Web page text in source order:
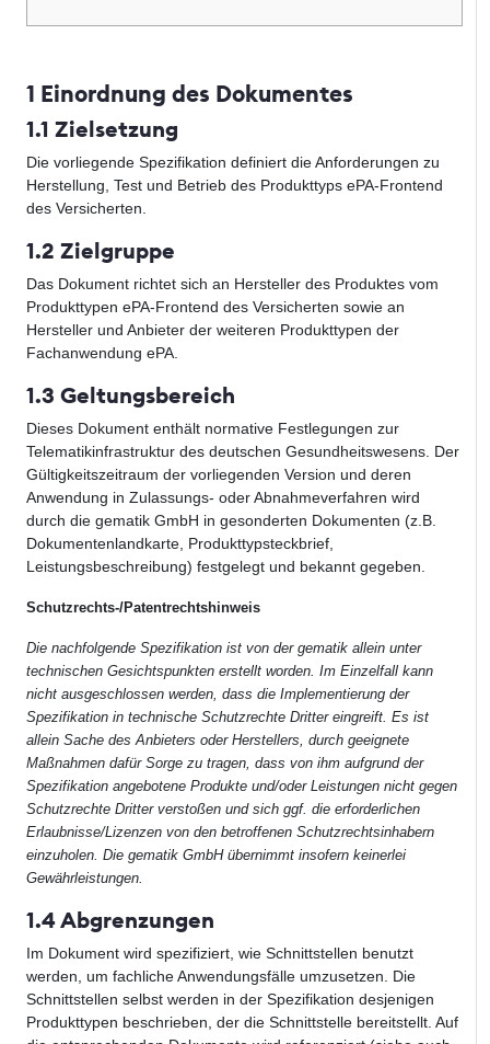
1 Einordnung des Dokumentes
1.1 Zielsetzung
Die vorliegende Spezifikation definiert die Anforderungen zu
Herstellung, Test und Betrieb des Produkttyps ePA-Frontend
des Versicherten.
1.2 Zielgruppe
Das Dokument richtet sich an Hersteller des Produktes vom
Produkttypen ePA-Frontend des Versicherten sowie an
Hersteller und Anbieter der weiteren Produkttypen der
Fachanwendung ePA.
1.3 Geltungsbereich
Dieses Dokument enthält normative Festlegungen zur
Telematikinfrastruktur des deutschen Gesundheitswesens. Der
Gültigkeitszeitraum der vorliegenden Version und deren
Anwendung in Zulassungs- oder Abnahmeverfahren wird
durch die gematik GmbH in gesonderten Dokumenten (z.B.
Dokumentenlandkarte, Produkttypsteckbrief,
Leistungsbeschreibung) festgelegt und bekannt gegeben.
Schutzrechts-/Patentrechtshinweis
Die nachfolgende Spezifikation ist von der gematik allein unter
technischen Gesichtspunkten erstellt worden. Im Einzelfall kann
nicht ausgeschlossen werden, dass die Implementierung der
Spezifikation in technische Schutzrechte Dritter eingreift. Es ist
allein Sache des Anbieters oder Herstellers, durch geeignete
Maßnahmen dafür Sorge zu tragen, dass von ihm aufgrund der
Spezifikation angebotene Produkte und/oder Leistungen nicht gegen
Schutzrechte Dritter verstoßen und sich ggf. die erforderlichen
Erlaubnisse/Lizenzen von den betroffenen Schutzrechtsinhabern
einzuholen. Die gematik GmbH übernimmt insofern keinerlei
Gewährleistungen.
1.4 Abgrenzungen
Im Dokument wird spezifiziert, wie Schnittstellen benutzt
werden, um fachliche Anwendungsfälle umzusetzen. Die
Schnittstellen selbst werden in der Spezifikation desjenigen
Produkttypen beschrieben, der die Schnittstelle bereitstellt. Auf